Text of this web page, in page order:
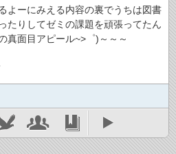
よーにみえる内容の裏でうちは図書
たりしてゼミの課題を頑張ってたん
真面目アピール~>゜)～～～